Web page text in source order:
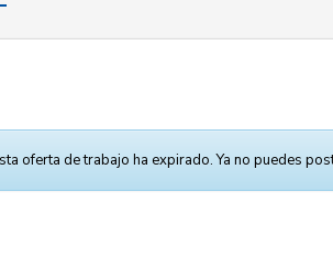
oferta de trabajo ha expirado. Ya no puedes